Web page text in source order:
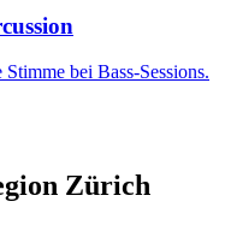
bei Bass-Sessions.
Zürich